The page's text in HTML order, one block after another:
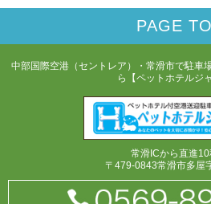
PAGE
中部国際空港（セントレア）・常滑市で駐車
ら【ペットホテルジ
常滑ICから直進10
〒479-0843常滑市多屋